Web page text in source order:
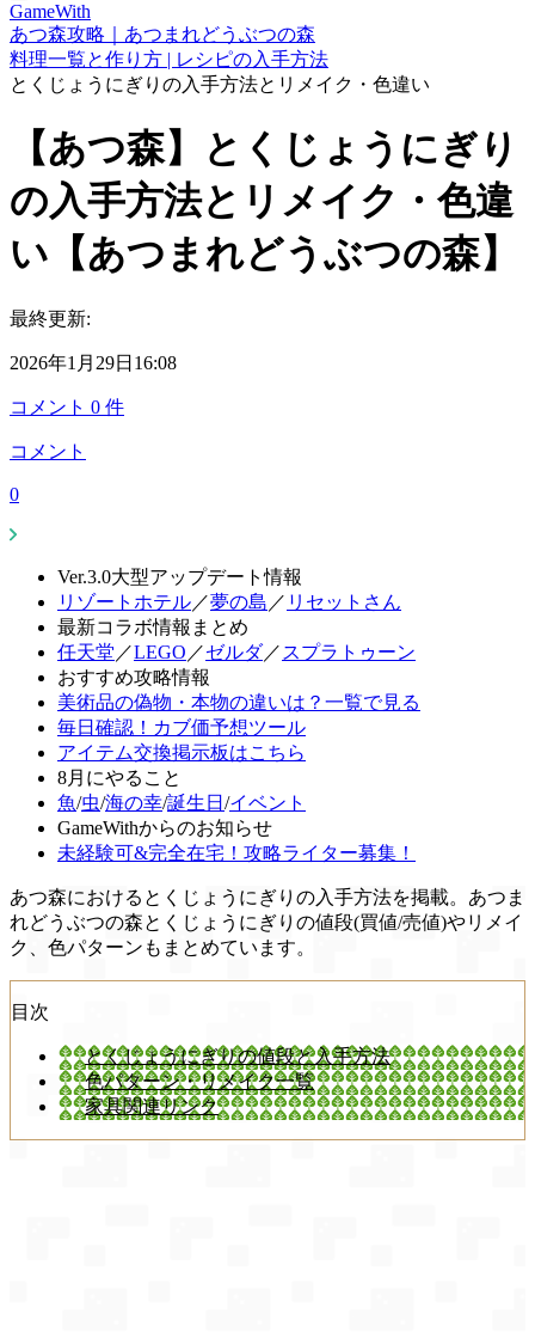
GameWith
あつ森攻略｜あつまれどうぶつの森
料理一覧と作り方 | レシピの入手方法
とくじょうにぎりの入手方法とリメイク・色違い
【あつ森】とくじょうにぎり
の入手方法とリメイク・色違
い【あつまれどうぶつの森】
最終更新:
2026年1月29日16:08
コメント 0 件
コメント
0
Ver.3.0大型アップデート情報
リゾートホテル／夢の島 ／ リセットさん
最新コラボ情報まとめ
任天堂 ／LEGO ／ゼルダ／ スプラトゥーン
おすすめ攻略情報
美術品の偽物・本物の違いは？一覧で見る
毎日確認！カブ価予想ツール
アイテム交換掲示板はこちら
8月にやること
魚/虫/海の幸/誕生日 /イベント
GameWithからのお知らせ
未経験可&完全在宅！攻略ライター募集！
あつ森におけるとくじょうにぎりの入手方法を掲載。あつま
れどうぶつの森とくじょうにぎりの値段(買値/売値)やリメイ
ク、色パターンもまとめています。
目次
とくじょうにぎりの値段と入手方法
色パターン・リメイク一覧
家具関連リンク